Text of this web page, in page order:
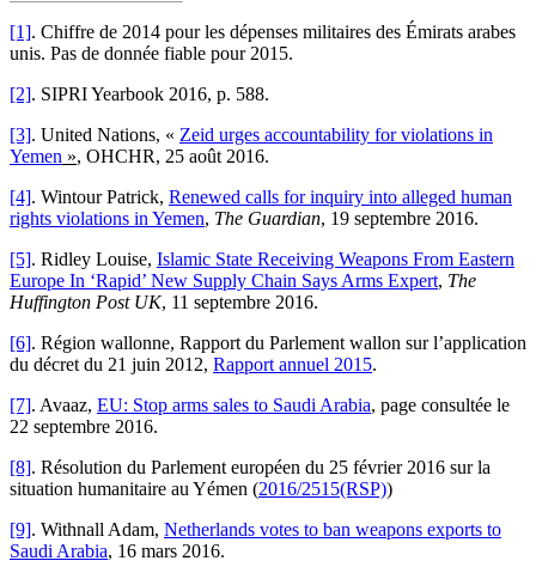
[1]. Chiffre de 2014 pour les dépenses militaires des Émirats arabes
unis. Pas de donnée fiable pour 2015.
[2]. SIPRI Yearbook 2016, p. 588.
[3]. United Nations, « Zeid urges accountability for violations in
Yemen », OHCHR, 25 août 2016.
[4]. Wintour Patrick, Renewed calls for inquiry into alleged human
rights violations in Yemen, The Guardian, 19 septembre 2016.
[5]. Ridley Louise, Islamic State Receiving Weapons From Eastern
Europe In ‘Rapid’ New Supply Chain Says Arms Expert, The
Huffington Post UK, 11 septembre 2016.
[6]. Région wallonne, Rapport du Parlement wallon sur l’application
du décret du 21 juin 2012, Rapport annuel 2015.
[7]. Avaaz, EU: Stop arms sales to Saudi Arabia, page consultée le
22 septembre 2016.
[8]. Résolution du Parlement européen du 25 février 2016 sur la
situation humanitaire au Yémen (2016/2515(RSP))
[9]. Withnall Adam, Netherlands votes to ban weapons exports to
Saudi Arabia, 16 mars 2016.